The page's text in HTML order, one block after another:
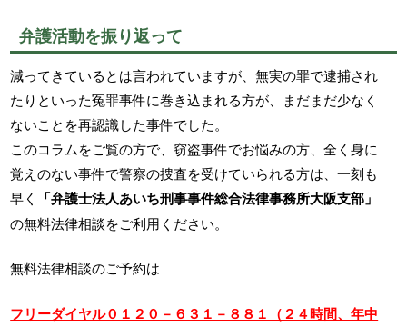
弁護活動を振り返って
減ってきているとは言われていますが、無実の罪で逮捕され
たりといった冤罪事件に巻き込まれる方が、まだまだ少なく
ないことを再認識した事件でした。
このコラムをご覧の方で、窃盗事件でお悩みの方、全く身に
覚えのない事件で警察の捜査を受けていられる方は、一刻も
早く
「弁護士法人あいち刑事事件総合法律事務所大阪支部」
の無料法律相談をご利用ください。
無料法律相談のご予約は
フリーダイヤル０１２０－６３１－８８１（２４時間、年中